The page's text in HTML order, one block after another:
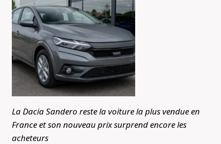
La Dacia Sandero reste la voiture la plus vendue en
France et son nouveau prix surprend encore les
acheteurs